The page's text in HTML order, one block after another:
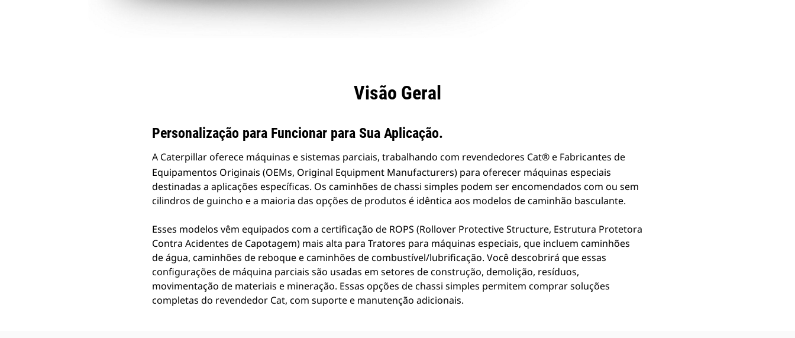
Visão Geral
Personalização para Funcionar para Sua Aplicação.
A Caterpillar oferece máquinas e sistemas parciais, trabalhando com revendedores Cat®e Fabricantes de
Equipamentos Originais (OEMs, Original Equipment Manufacturers) para oferecer máquinas especiais
destinadas a aplicações específicas. Os caminhões de chassi simples podem ser encomendados com ou sem
cilindros de guincho e a maioria das opções de produtos é idêntica aos modelos de caminhão basculante.
Esses modelos vêm equipados com a certificação de ROPS (Rollover Protective Structure, Estrutura Protetora
Contra Acidentes de Capotagem) mais alta para Tratores para máquinas especiais, que incluem caminhões
de água, caminhões de reboque e caminhões de combustível/lubrificação. Você descobrirá que essas
configurações de máquina parciais são usadas em setores de construção, demolição, resíduos,
movimentação de materiais e mineração. Essas opções de chassi simples permitem comprar soluções
completas do revendedor Cat, com suporte e manutenção adicionais.